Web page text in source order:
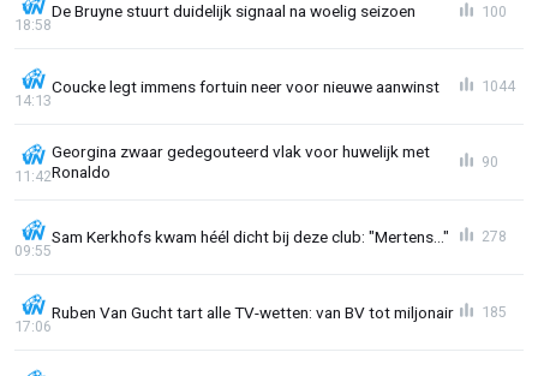
De Bruyne stuurt duidelijk signaal na woelig seizoen
18:58
100
Coucke legt immens fortuin neer voor nieuwe aanwinst
14:13
1044
Georgina zwaar gedegouteerd vlak voor huwelijk met
Ronaldo
11:42
90
Sam Kerkhofs kwam héél dicht bij deze club: "Mertens..."
09:55
278
Ruben Van Gucht tart alle TV-wetten: van BV tot miljonair
17:06
185